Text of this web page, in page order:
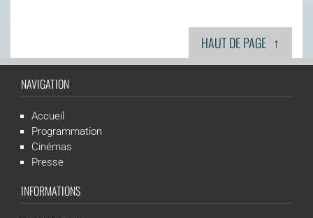
HAUT DE PAGE ↑
NAVIGATION
Accueil
Programmation
Cinémas
Presse
INFORMATIONS